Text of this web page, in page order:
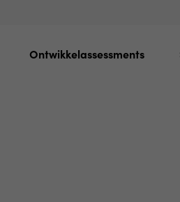
Ontwikkelassessments